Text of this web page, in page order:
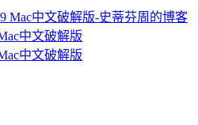
中文破解版
中文破解版